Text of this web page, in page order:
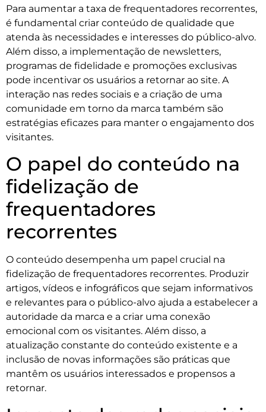
Para aumentar a taxa de frequentadores recorrentes,
é fundamental criar conteúdo de qualidade que
atenda às necessidades e interesses do público-alvo.
Além disso, a implementação de newsletters,
programas de fidelidade e promoções exclusivas
pode incentivar os usuários a retornar ao site. A
interação nas redes sociais e a criação de uma
comunidade em torno da marca também são
estratégias eficazes para manter o engajamento dos
visitantes.
O papel do conteúdo na
fidelização de
frequentadores
recorrentes
O conteúdo desempenha um papel crucial na
fidelização de frequentadores recorrentes. Produzir
artigos, vídeos e infográficos que sejam informativos
e relevantes para o público-alvo ajuda a estabelecer a
autoridade da marca e a criar uma conexão
emocional com os visitantes. Além disso, a
atualização constante do conteúdo existente e a
inclusão de novas informações são práticas que
mantêm os usuários interessados e propensos a
retornar.